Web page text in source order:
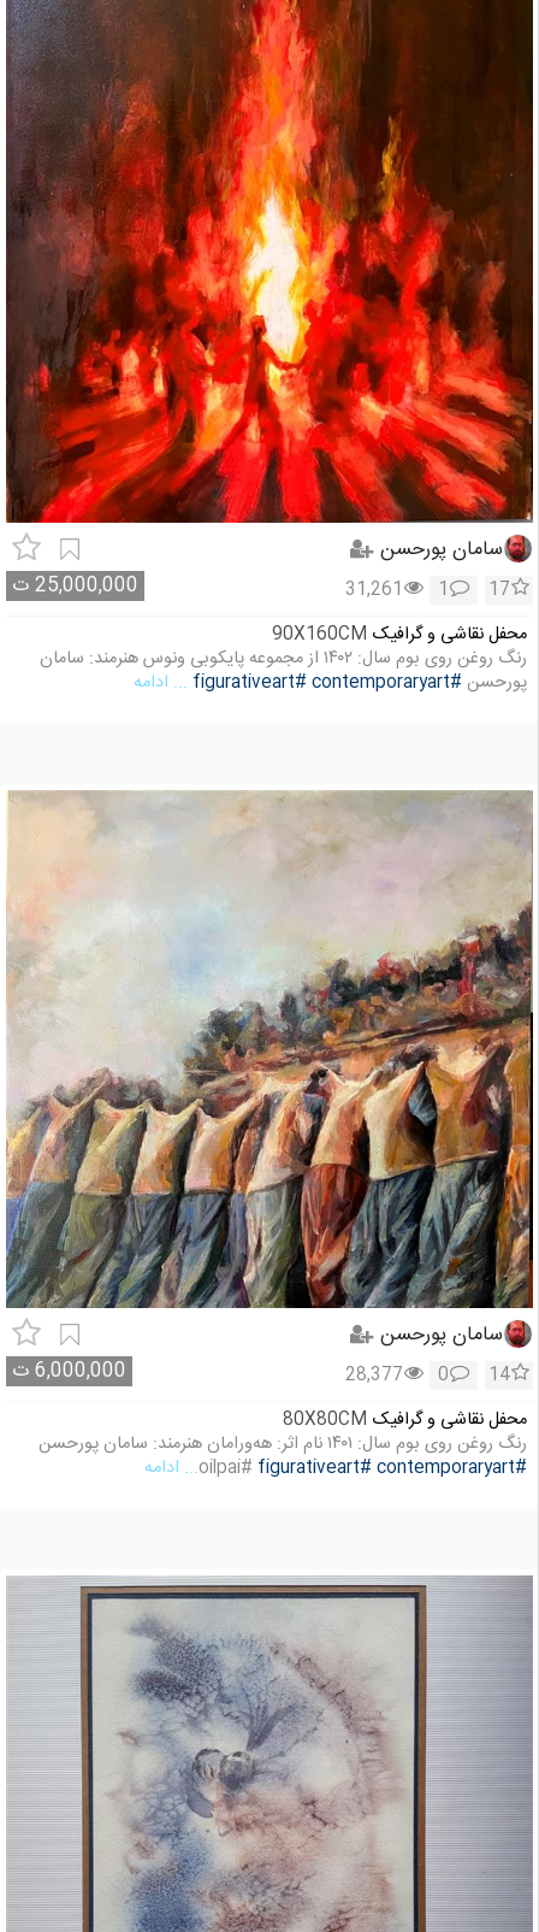
سامان پورحسن
25,000,000ت 17
1
31,261
محفل نقاشی و گرافیک 90X160CM
رنگ روغن روی بوم سال: ۱۴۰۲ از مجموعه پایکوبی ونوس هنرمند: سامان
پورحسن #contemporaryart
#figurativeart ... ادامه
سامان پورحسن
6,000,000ت 14
0
28,377
محفل نقاشی و گرافیک 80X80CM
رنگ روغن روی بوم سال: ۱۴۰۱ نام اثر: هه‌ورامان هنرمند: سامان پورحسن
#contemporaryart
#figurativeart
#oilpai ... ادامه